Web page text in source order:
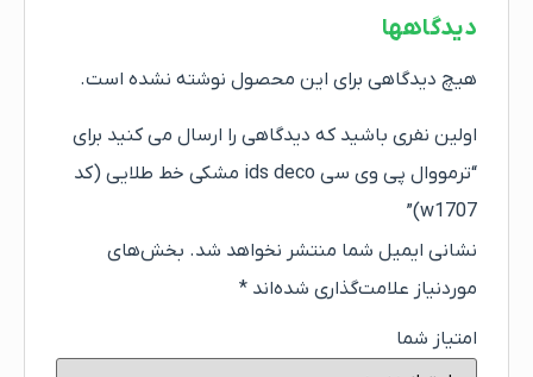
دیدگاهها
هیچ دیدگاهی برای این محصول نوشته نشده است.
اولین نفری باشید که دیدگاهی را ارسال می کنید برای
“ترمووال پی وی سی ids deco مشکی خط طلایی (کد
w1707)”
نشانی ایمیل شما منتشر نخواهد شد. بخش‌های
موردنیاز علامت‌گذاری شده‌اند *
امتیاز شما